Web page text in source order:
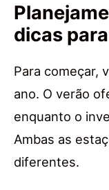
dicas
Para começar,
ano. O verão
enquanto o
Ambas as
diferentes.